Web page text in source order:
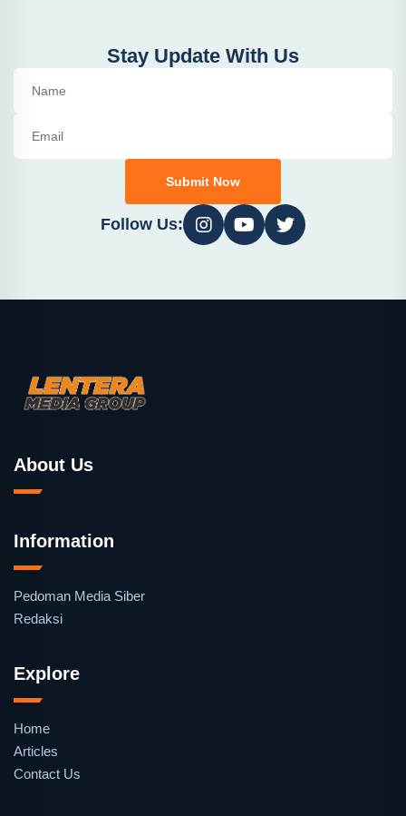
Stay Update With Us
Submit Now
Follow Us:
About Us
Information
Pedoman Media Siber
Redaksi
Explore
Home
Articles
Contact Us